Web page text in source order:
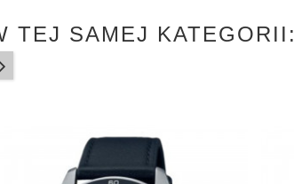
TEJ SAMEJ KATEGORII: